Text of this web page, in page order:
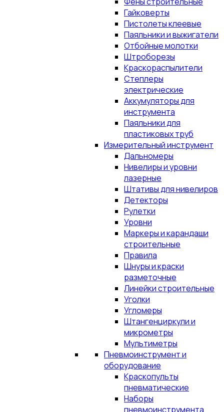
Гайковерты
Пистолеты клеевые
Паяльники и выжигатели
Отбойные молотки
Штроборезы
Краскораспылители
Степлеры
электрические
Аккумуляторы для
инструмента
Паяльники для
пластиковых труб
Измерительный инструмент
Дальномеры
Нивелиры и уровни
лазерные
Штативы для нивелиров
Детекторы
Рулетки
Уровни
Маркеры и карандаши
строительные
Правила
Шнуры и краски
разметочные
Линейки строительные
Уголки
Угломеры
Штангенциркули и
микрометры
Мультиметры
Пневмоинструмент и
оборудование
Краскопульты
пневматические
Наборы
пневмоинструмента